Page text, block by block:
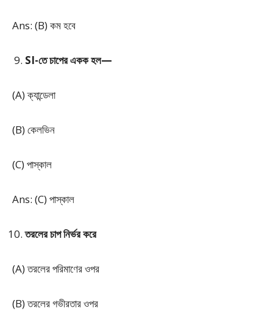
Ans: (B) কম হবে
SI-তে চাপের একক হল—
(A) ক্যান্ডেলা
(B) কেলভিন
(C) পাস্কাল
Ans: (C) পাস্কাল
তরলের চাপ নির্ভর করে
(A) তরলের পরিমাণের ওপর
(B) তরলের গভীরতার ওপর